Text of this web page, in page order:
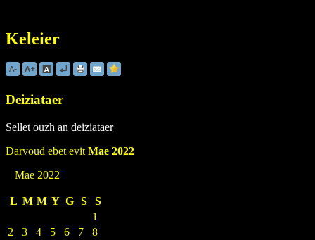
Keleier
Deiziataer
Sellet ouzh an deiziataer
Darvoud ebet evit Mae 2022
Mae 2022
L M M Y G S
S
1
2
3 4 5 6 7
8